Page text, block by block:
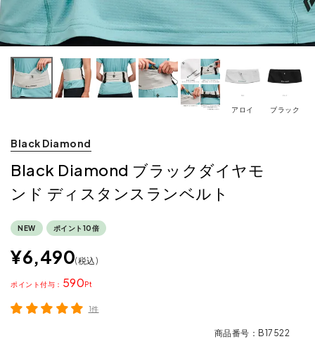
アロイ ブラック
Black Diamond
Black Diamond ブラックダイヤモ
ンド ディスタンスランベルト
NEW ポイント10倍
¥6,490 税込
590
ポイント
1件
商品番号 B17522